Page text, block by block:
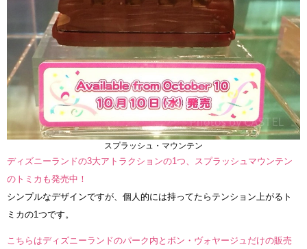
スプラッシュ・マウンテン
ディズニーランドの3大アトラクションの1つ、スプラッシュマウンテン
のトミカも発売中！
シンプルなデザインですが、個人的には持ってたらテンション上がるト
ミカの1つです。
こちらはディズニーランドのパーク内とボン・ヴォヤージュだけの販売